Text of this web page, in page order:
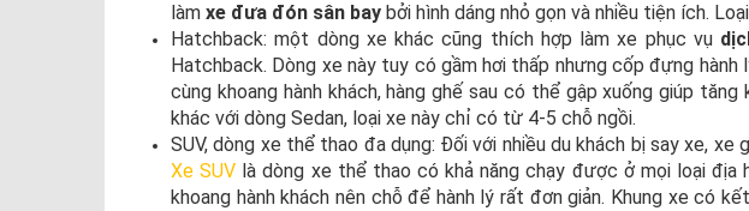
làm xe đưa đón sân bay bởi hình dáng nhỏ gọn và nhiều tiện ích.
Hatchback: một dòng xe khác cũng thích hợp làm xe phục vụ
Hatchback. Dòng xe này tuy có gầm hơi thấp nhưng cốp đựng hành
cùng khoang hành khách, hàng ghế sau có thể gập xuống giúp
khác với dòng Sedan, loại xe này chỉ có từ 4-5 chỗ ngồi.
SUV, dòng xe thể thao đa dụng: Đối với nhiều du khách bị say xe, xe
Xe SUV là dòng xe thể thao có khả năng chạy được ở mọi loại địa
khoang hành khách nên chỗ để hành lý rất đơn giản. Khung xe có